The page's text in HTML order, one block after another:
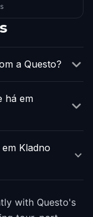
a Questo?
há em
Kladno
with Questo's